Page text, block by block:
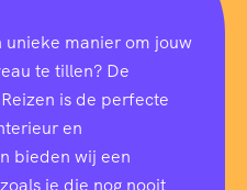
unieke manier om jouw
te tillen? De
is de perfecte
en
bieden wij een
je die nog nooit